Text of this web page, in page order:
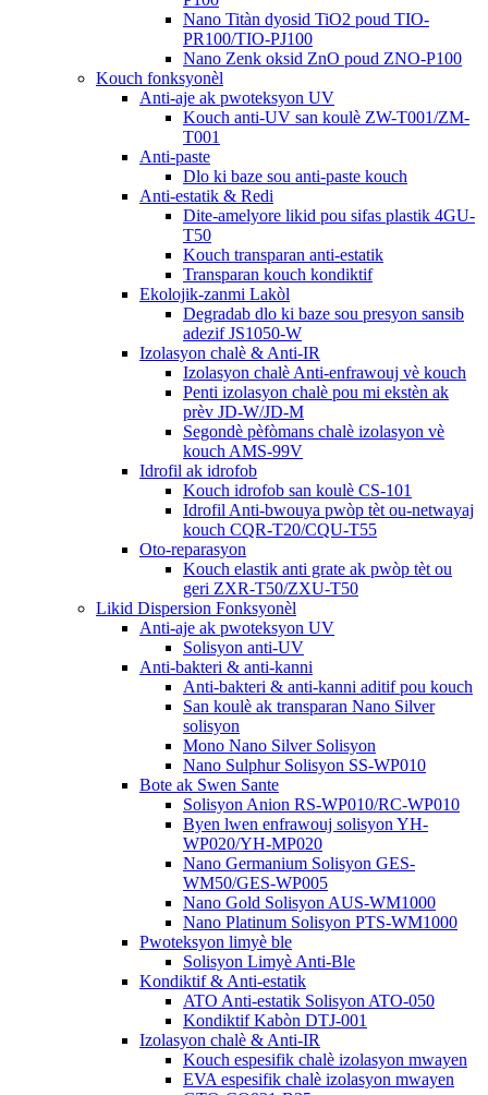
Nano Titàn dyosid TiO2 poud TIO-
PR100/TIO-PJ100
Nano Zenk oksid ZnO poud ZNO-P100
Kouch fonksyonèl
Anti-aje ak pwoteksyon UV
Kouch anti-UV san koulè ZW-T001/ZM-
T001
Anti-paste
Dlo ki baze sou anti-paste kouch
Anti-estatik & Redi
Dite-amelyore likid pou sifas plastik 4GU-
T50
Kouch transparan anti-estatik
Transparan kouch kondiktif
Ekolojik-zanmi Lakòl
Degradab dlo ki baze sou presyon sansib
adezif JS1050-W
Izolasyon chalè & Anti-IR
Izolasyon chalè Anti-enfrawouj vè kouch
Penti izolasyon chalè pou mi ekstèn ak
prèv JD-W/JD-M
Segondè pèfòmans chalè izolasyon vè
kouch AMS-99V
Idrofil ak idrofob
Kouch idrofob san koulè CS-101
Idrofil Anti-bwouya pwòp tèt ou-netwayaj
kouch CQR-T20/CQU-T55
Oto-reparasyon
Kouch elastik anti grate ak pwòp tèt ou
geri ZXR-T50/ZXU-T50
Likid Dispersion Fonksyonèl
Anti-aje ak pwoteksyon UV
Solisyon anti-UV
Anti-bakteri & anti-kanni
Anti-bakteri & anti-kanni aditif pou kouch
San koulè ak transparan Nano Silver
solisyon
Mono Nano Silver Solisyon
Nano Sulphur Solisyon SS-WP010
Bote ak Swen Sante
Solisyon Anion RS-WP010/RC-WP010
Byen lwen enfrawouj solisyon YH-
WP020/YH-MP020
Nano Germanium Solisyon GES-
WM50/GES-WP005
Nano Gold Solisyon AUS-WM1000
Nano Platinum Solisyon PTS-WM1000
Pwoteksyon limyè ble
Solisyon Limyè Anti-Ble
Kondiktif & Anti-estatik
ATO Anti-estatik Solisyon ATO-050
Kondiktif Kabòn DTJ-001
Izolasyon chalè & Anti-IR
Kouch espesifik chalè izolasyon mwayen
EVA espesifik chalè izolasyon mwayen